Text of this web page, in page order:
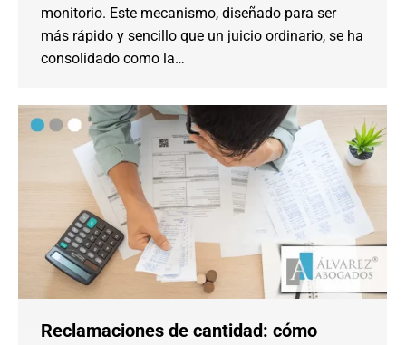
monitorio. Este mecanismo, diseñado para ser
más rápido y sencillo que un juicio ordinario, se ha
consolidado como la…
Reclamaciones de cantidad: cómo